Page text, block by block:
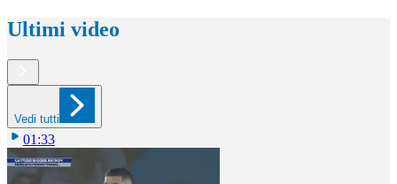
Ultimi video
Vedi tutti
01:33